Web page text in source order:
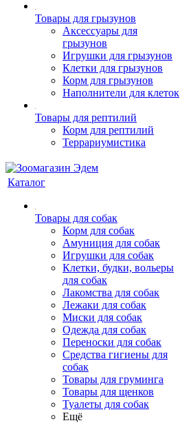
Товары для грызунов
Аксессуары для
грызунов
Игрушки для грызунов
Клетки для грызунов
Корм для грызунов
Наполнители для клеток
Товары для рептилий
Корм для рептилий
Террариумистика
Каталог
Товары для собак
Корм для собак
Амуниция для собак
Игрушки для собак
Клетки, будки, вольеры
для собак
Лакомства для собак
Лежаки для собак
Миски для собак
Одежда для собак
Переноски для собак
Средства гигиены для
собак
Товары для груминга
Товары для щенков
Туалеты для собак
Ещё